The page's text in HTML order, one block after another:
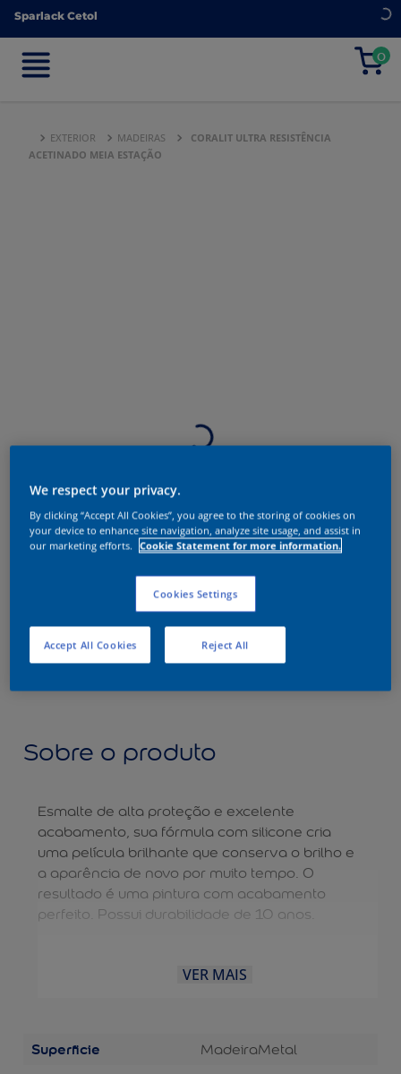
Sparlack Cetol
0
Sparlack Cetol
0
EXTERIOR MADEIRAS
CORALIT ULTRA RESISTÊNCIA
ACETINADO MEIA ESTAÇÃO
Sobre o produto
Esmalte de alta proteção e excelente
acabamento, sua fórmula com silicone cria
uma película brilhante que conserva o brilho e
a aparência de novo por muito tempo. O
resultado é uma pintura com acabamento
perfeito. Possui durabilidade de 10 anos.
VER MAIS
Superficie MadeiraMetal
We respect your privacy.
By clicking “Accept All Cookies”, you agree to the storing of cookies on
your device to enhance site navigation, analyze site usage, and assist in
our marketing efforts.
Cookie Statement for more information.
Cookies Settings
Reject All
Accept All Cookies